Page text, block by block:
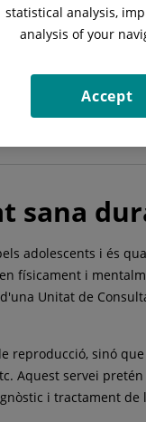
Notes Web
sana
adolescents i és
físicament i
Unitat de
reproducció, sinó
Aquest servei
i tractament
statistical analysis,
analysis of your
Accept